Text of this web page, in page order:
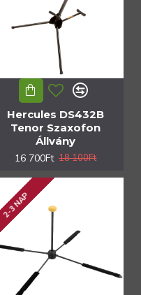
Hercules DS432B
Tenor Szaxofon
Állvány
16 700Ft 18 100Ft
2-3 NAP